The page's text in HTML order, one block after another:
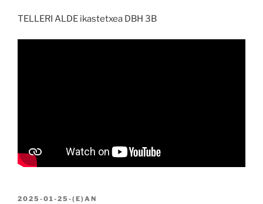
TELLERI ALDE ikastetxea DBH 3B
2025-01-25 -(E)AN